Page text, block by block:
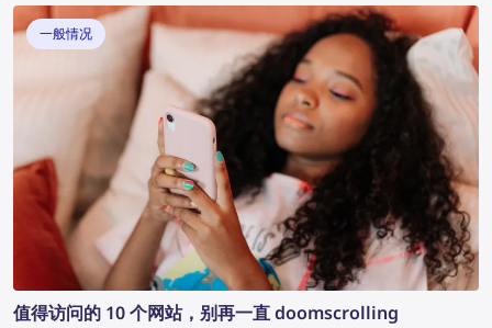
一般情况
值得访问的 10 个网站，别再一直 doomscrolling